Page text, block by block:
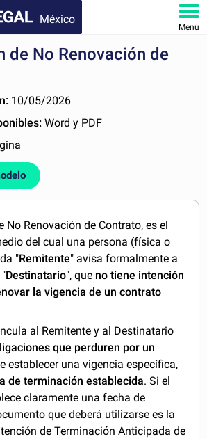
México
Menú
de No Renovación de
10/05/2026
Word y PDF
No Renovación de Contrato, es el
del cual una persona (física o
"Remitente" avisa formalmente a
Destinatario", que no tiene intención
la vigencia de un contrato
al Remitente y al Destinatario
que perduren por un
establecer una vigencia específica,
de terminación establecida. Si el
claramente una fecha de
que deberá utilizarse es la
de Terminación Anticipada de